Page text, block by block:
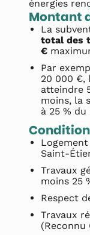
énergies
Montant
La
total des
€
Par
20 000 €,
atteindre
moins, la
à 25 %
Saint-
Travaux
moins 25
Respect
Travaux
(Reconnu